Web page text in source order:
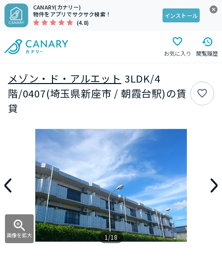
CANARY(カナリー)
物件をアプリでサクサク検索！
(4.8)
インストール
お気に入り 閲覧履歴
メゾン・ド・アルエット 3LDK/4
階/0407(埼玉県新座市 / 朝霞台駅)の賃
貸
画像を拡大 1/18